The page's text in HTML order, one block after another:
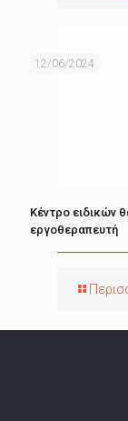
12/06/2024
Κέντρο ειδικών
εργοθεραπευτή